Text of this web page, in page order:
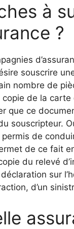
à
?
souscrire
nombre de
de la
que ce
souscripteur.
de
de ce fait
du relevé
sur
d’un